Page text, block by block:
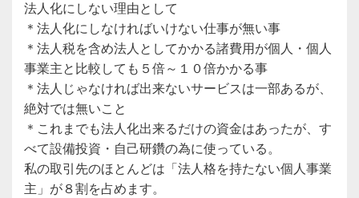
法人化にしない理由として
＊法人化にしなければいけない仕事が無い事
＊法人税を含め法人としてかかる諸費用が個人・個人
事業主と比較しても５倍～１０倍かかる事
＊法人じゃなければ出来ないサービスは一部あるが、
絶対では無いこと
＊これまでも法人化出来るだけの資金はあったが、す
べて設備投資・自己研鑽の為に使っている。
私の取引先のほとんどは「法人格を持たない個人事業
主」が８割を占めます。